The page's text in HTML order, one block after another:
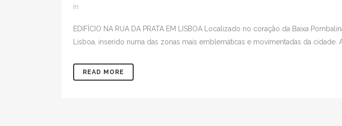
in
EDIFÍCIO NA RUA DA PRATA EM LISBOA Localizado no coração da Baixa
Lisboa, inserido numa das zonas mais emblemáticas e movimentadas da cidade.
READ MORE